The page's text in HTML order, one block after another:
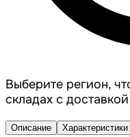
Выберите регион,
складах с
Описание Характеристики